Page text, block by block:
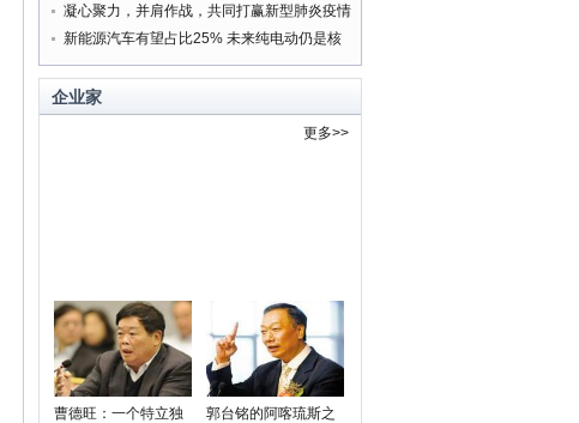
防控人民战争
凝心聚力，并肩作战，共同打赢新型肺炎疫情
防控阻击战
新能源汽车有望占比25% 未来纯电动仍是核
心方向
企业家
更多>>
曹德旺：一个特立独
郭台铭的阿喀琉斯之